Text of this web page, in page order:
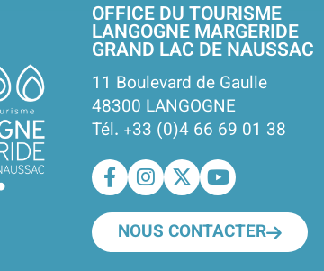
OFFICE DU TOURISME
LANGOGNE MARGERIDE
GRAND LAC DE NAUSSAC
11 Boulevard de Gaulle
48300 LANGOGNE
Tél. +33 (0)4 66 69 01 38
NOUS CONTACTER